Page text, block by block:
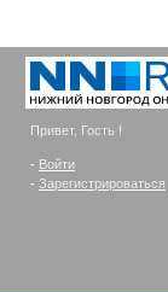
Привет, Гость !
- Войти
- Зарегистрироваться